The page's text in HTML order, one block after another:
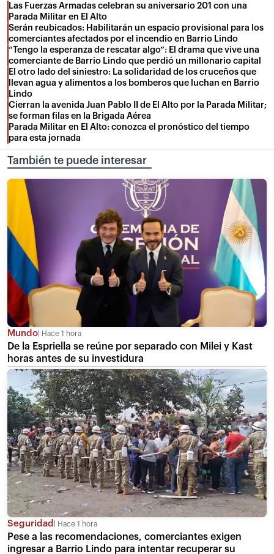
Las Fuerzas Armadas celebran su aniversario 201 con una
Parada Militar en El Alto
Serán reubicados: Habilitarán un espacio provisional para los
comerciantes afectados por el incendio en Barrio Lindo
“Tengo la esperanza de rescatar algo”: El drama que vive una
comerciante de Barrio Lindo que perdió un millonario capital
El otro lado del siniestro: La solidaridad de los cruceños que
llevan agua y alimentos a los bomberos que luchan en Barrio
Lindo
Cierran la avenida Juan Pablo II de El Alto por la Parada Militar;
se forman filas en la Brigada Aérea
Parada Militar en El Alto: conozca el pronóstico del tiempo
para esta jornada
También te puede interesar
Mundo Hace 1 hora
De la Espriella se reúne por separado con Milei y Kast
horas antes de su investidura
Seguridad Hace 1 hora
Pese a las recomendaciones, comerciantes exigen
ingresar a Barrio Lindo para intentar recuperar su